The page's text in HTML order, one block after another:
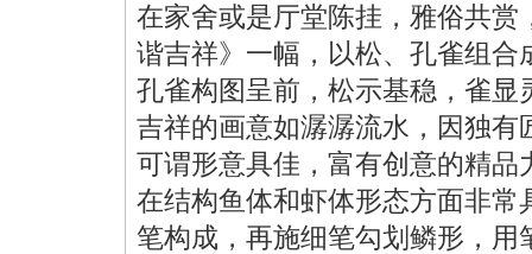
在家舍或是厅堂陈挂，雅俗共赏
谐吉祥》一幅，以松、孔雀组合
孔雀构图呈前，松示基稳，雀显
吉祥的画意如潺潺流水，因独有
可谓形意具佳，富有创意的精品
在结构鱼体和虾体形态方面非常
笔构成，再施细笔勾划鳞形，用